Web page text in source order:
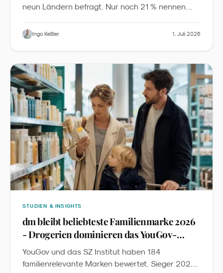
neun Ländern befragt. Nur noch 21 % nennen
entdecken Produkte über Familie und Freunde,
fünf Konsequenzen für Familienmarken im DACH-
Raum.
Ingo Keßler 1. Juli 2026
STUDIEN & INSIGHTS
dm bleibt beliebteste Familienmarke 2026
- Drogerien dominieren das YouGov-
Ranking
YouGov und das SZ Institut haben 184
familienrelevante Marken bewertet. Sieger 2026: